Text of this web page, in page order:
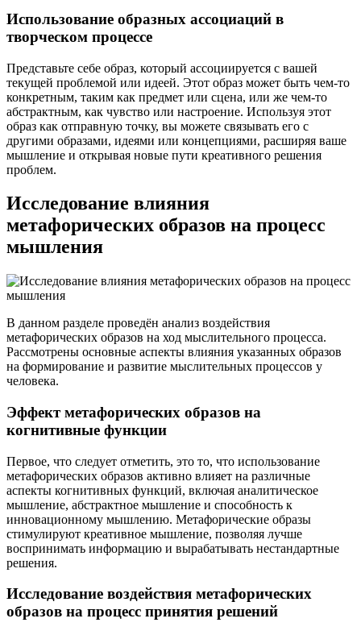
Использование образных ассоциаций в
творческом процессе
Представьте себе образ, который ассоциируется с вашей
текущей проблемой или идеей. Этот образ может быть чем-то
конкретным, таким как предмет или сцена, или же чем-то
абстрактным, как чувство или настроение. Используя этот
образ как отправную точку, вы можете связывать его с
другими образами, идеями или концепциями, расширяя ваше
мышление и открывая новые пути креативного решения
проблем.
Исследование влияния
метафорических образов на процесс
мышления
В данном разделе проведён анализ воздействия
метафорических образов на ход мыслительного процесса.
Рассмотрены основные аспекты влияния указанных образов
на формирование и развитие мыслительных процессов у
человека.
Эффект метафорических образов на
когнитивные функции
Первое, что следует отметить, это то, что использование
метафорических образов активно влияет на различные
аспекты когнитивных функций, включая аналитическое
мышление, абстрактное мышление и способность к
инновационному мышлению. Метафорические образы
стимулируют креативное мышление, позволяя лучше
воспринимать информацию и вырабатывать нестандартные
решения.
Исследование воздействия метафорических
образов на процесс принятия решений